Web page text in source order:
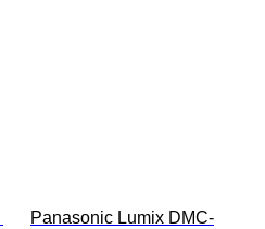
Panasonic Lumix DMC-